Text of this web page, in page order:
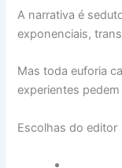
A narrativa é
exponenciais,
Mas toda euforia
experientes pedem
Escolhas do editor